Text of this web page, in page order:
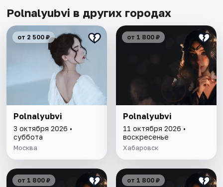
Polnalyubvi в других городах
от 2 500 ₽
Polnalyubvi
3 октября 2026 •
суббота
Москва
от 1 800 ₽
Polnalyubvi
11 октября 2026 •
воскресенье
Хабаровск
от 1 800 ₽ от 1 800 ₽